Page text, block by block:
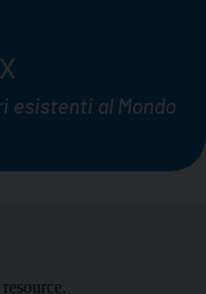
esistenti al Mondo